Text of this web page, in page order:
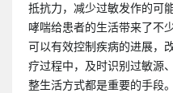
抵抗力，减少过敏发作的可
哮喘给患者的生活带来了不
可以有效控制疾病的进展，
疗过程中，及时识别过敏源
整生活方式都是重要的手段